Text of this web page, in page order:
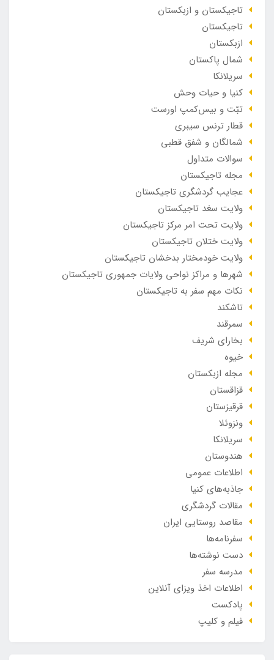
تاجیکستان و ازبکستان
تاجیکستان
ازبکستان
شمال پاکستان
سریلانکا
کنیا و حیات وحش
تبّت و بیس‌کمپ اورست
قطار ترنس سیبری
شمالگان و شفق قطبی
سوالات متداول
مجله تاجیکستان
عجایب گردشگری تاجیکستان
ولایت سغد تاجیکستان
ولایت تحت امر مرکز تاجیکستان
ولایت ختلان تاجیکستان
ولایت خودمختار بدخشان تاجیکستان
شهرها و مراکز نواحی ولایات جمهوری تاجیکستان
نکات مهم سفر به تاجیکستان
تاشکند
سمرقند
بخارای شریف
خیوه
مجله ازبکستان
قزاقستان
قرقیزستان
ونزوئلا
سریلانکا
هندوستان
اطلاعات عمومی
جاذبه‌های کنیا
مقالات گردشگری
مقاصد روستایی ایران
سفرنامه‌ها
دست نوشته‌ها
مدرسه سفر
اطلاعات اخذ ویزای آنلاین
پادکست
فیلم و کلیپ